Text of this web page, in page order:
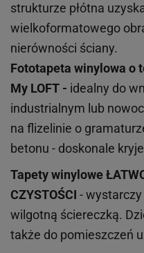
strukturze płótna
wielkoformatowego
nierówności ściany.
Fototapeta winylowa o
My LOFT - idealny do
industrialnym lub
na flizelinie o
betonu - doskonale
Tapety winylowe
CZYSTOŚCI -
wilgotną ściereczką.
także do pomieszczeń